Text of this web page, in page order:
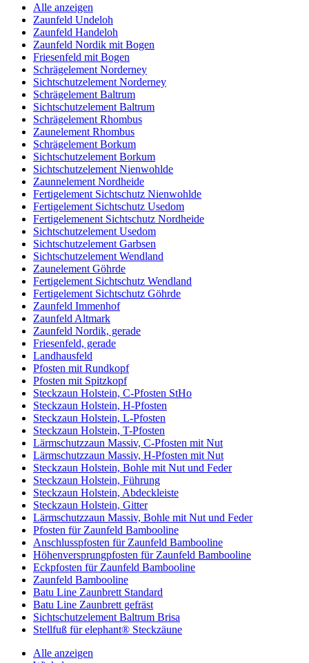
Alle anzeigen
Zaunfeld Undeloh
Zaunfeld Handeloh
Zaunfeld Nordik mit Bogen
Friesenfeld mit Bogen
Schrägelement Norderney
Sichtschutzelement Norderney
Schrägelement Baltrum
Sichtschutzelement Baltrum
Schrägelement Rhombus
Zaunelement Rhombus
Schrägelement Borkum
Sichtschutzelement Borkum
Sichtschutzelement Nienwohlde
Zaunnelement Nordheide
Fertigelement Sichtschutz Nienwohlde
Fertigelement Sichtschutz Usedom
Fertigelemenent Sichtschutz Nordheide
Sichtschutzelement Usedom
Sichtschutzelement Garbsen
Sichtschutzelement Wendland
Zaunelement Göhrde
Fertigelement Sichtschutz Wendland
Fertigelement Sichtschutz Göhrde
Zaunfeld Immenhof
Zaunfeld Altmark
Zaunfeld Nordik, gerade
Friesenfeld, gerade
Landhausfeld
Pfosten mit Rundkopf
Pfosten mit Spitzkopf
Steckzaun Holstein, C-Pfosten StHo
Steckzaun Holstein, H-Pfosten
Steckzaun Holstein, L-Pfosten
Steckzaun Holstein, T-Pfosten
Lärmschutzzaun Massiv, C-Pfosten mit Nut
Lärmschutzzaun Massiv, H-Pfosten mit Nut
Steckzaun Holstein, Bohle mit Nut und Feder
Steckzaun Holstein, Führung
Steckzaun Holstein, Abdeckleiste
Steckzaun Holstein, Gitter
Lärmschutzzaun Massiv, Bohle mit Nut und Feder
Pfosten für Zaunfeld Bambooline
Anschlusspfosten für Zaunfeld Bambooline
Höhenversprungpfosten für Zaunfeld Bambooline
Eckpfosten für Zaunfeld Bambooline
Zaunfeld Bambooline
Batu Line Zaunbrett Standard
Batu Line Zaunbrett gefräst
Sichtschutzelement Baltrum Brisa
Stellfuß für elephant® Steckzäune
Alle anzeigen